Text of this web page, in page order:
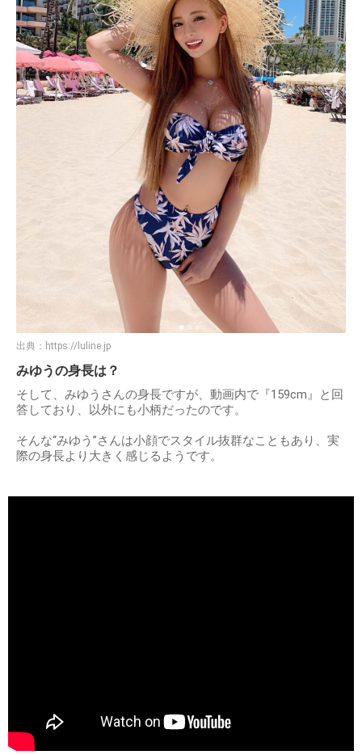
出典： https://luline.jp
みゆうの身長は？
そして、みゆうさんの身長ですが、動画内で『159cm』と回
答しており、以外にも小柄だったのです。
そんな“みゆう”さんは小顔でスタイル抜群なこともあり、実
際の身長より大きく感じるようです。